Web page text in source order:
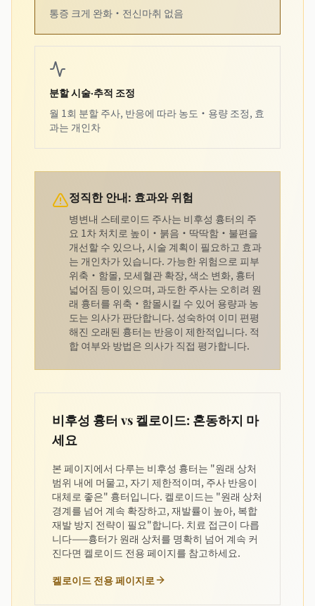
통증 크게 완화·전신마취 없음
분할 시술·추적 조정
월 1회 분할 주사, 반응에 따라 농도·용량 조정, 효
과는 개인차
정직한 안내: 효과와 위험
병변내 스테로이드 주사는 비후성 흉터의 주
요 1차 처치로 높이·붉음·딱딱함·불편을
개선할 수 있으나, 시술 계획이 필요하고 효과
는 개인차가 있습니다. 가능한 위험으로 피부
위축·함몰, 모세혈관 확장, 색소 변화, 흉터
넓어짐 등이 있으며, 과도한 주사는 오히려 원
래 흉터를 위축·함몰시킬 수 있어 용량과 농
도는 의사가 판단합니다. 성숙하여 이미 편평
해진 오래된 흉터는 반응이 제한적입니다. 적
합 여부와 방법은 의사가 직접 평가합니다.
비후성 흉터 vs 켈로이드: 혼동하지 마
세요
본 페이지에서 다루는 비후성 흉터는 "원래 상처
범위 내에 머물고, 자기 제한적이며, 주사 반응이
대체로 좋은" 흉터입니다. 켈로이드는 "원래 상처
경계를 넘어 계속 확장하고, 재발률이 높아, 복합
재발 방지 전략이 필요"합니다. 치료 접근이 다릅
니다——흉터가 원래 상처를 명확히 넘어 계속 커
진다면 켈로이드 전용 페이지를 참고하세요.
켈로이드 전용 페이지로